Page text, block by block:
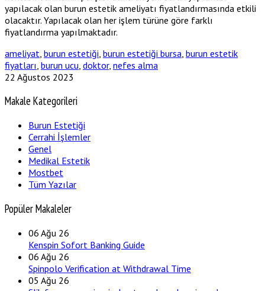
yapılacak olan burun estetik ameliyatı fiyatlandırmasında etkili
olacaktır. Yapılacak olan her işlem türüne göre farklı
fiyatlandırma yapılmaktadır.
ameliyat burun estetiği burun estetiği bursa burun estetik
fiyatları burun ucu doktor, nefes alma
22 Ağustos 2023
Makale Kategorileri
Burun Estetiği
Cerrahi İşlemler
Genel
Medikal Estetik
Mostbet
Tüm Yazılar
Popüler Makaleler
06 Ağu 26
Kenspin Sofort Banking Guide
06 Ağu 26
Spinpolo Verification at Withdrawal Time
05 Ağu 26